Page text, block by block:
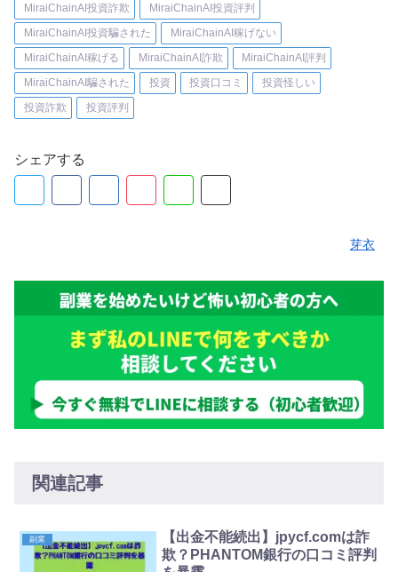
MiraiChainAI投資詐欺
MiraiChainAI投資評判
MiraiChainAI投資騙された
MiraiChainAI稼げない
MiraiChainAI稼げる
MiraiChainAI詐欺
MiraiChainAI評判
MiraiChainAI騙された
投資 投資口コミ
投資怪しい
投資詐欺
投資評判
シェアする
芽衣
関連記事
副業
【出金不能続出】jpycf.comは詐
欺？PHANTOM銀行の口コミ評判